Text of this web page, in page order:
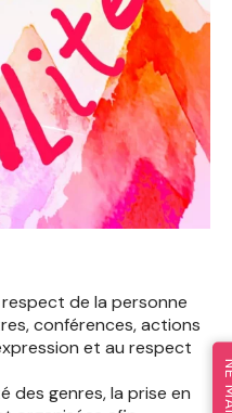
de la personne
conférences, actions
et au respect
des genres, la prise en